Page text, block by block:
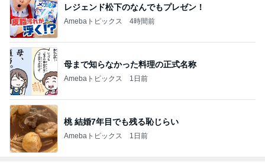
レジェンド松下のなんでもプレゼン！
Amebaトピックス 4時間前
母まで知らなかった料理の正式名称
Amebaトピックス 1日前
桃 結婚7年目でも残る恥じらい
Amebaトピックス 1日前